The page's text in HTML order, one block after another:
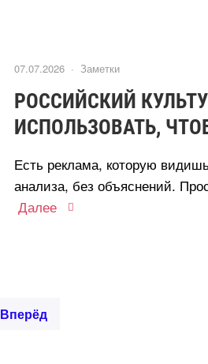
07.07.2026 · Заметки
РОССИЙСКИЙ
ИСПОЛЬЗОВАТЬ,
Есть реклама, которую
анализа, без объяснений.
Далее
перёд